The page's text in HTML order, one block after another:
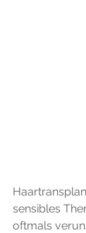
sensibles
oftmals